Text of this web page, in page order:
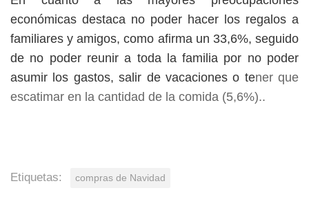
económicas destaca no poder hacer los regalos a
familiares y amigos, como afirma un 33,6%, seguido
de no poder reunir a toda la familia por no poder
asumir los gastos, salir de vacaciones o tener que
escatimar en la cantidad de la comida (5,6%)..
Etiquetas: compras de Navidad